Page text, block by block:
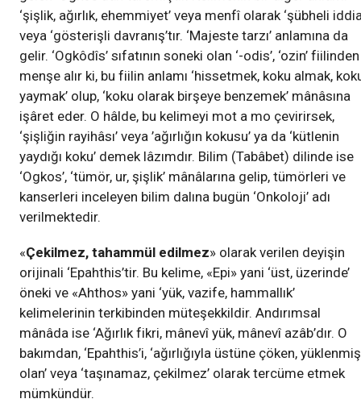
‘şişlik, ağırlık, ehemmiyet’ veya menfî olarak ‘şübheli
veya ‘gösterişli davranış’tır. ‘Majeste tarzı’ anlamına da
gelir. ‘Ogkôdîs’ sıfatının soneki olan ‘-odis’, ‘ozin’ fiilinden
menşe alır ki, bu fiilin anlamı ‘hissetmek, koku almak,
yaymak’ olup, ‘koku olarak birşeye benzemek’ mânâsına
işâret eder. O hâlde, bu kelimeyi mot a mo çevirirsek,
‘şişliğin rayihâsı’ veya ’ağırlığın kokusu’ ya da ‘kütlenin
yaydığı koku’ demek lâzımdır. Bilim (Tabâbet) dilinde ise
‘Ogkos’, ‘tümör, ur, şişlik’ mânâlarına gelip, tümörleri ve
kanserleri inceleyen bilim dalına bugün ‘Onkoloji’ adı
verilmektedir.
«Çekilmez, tahammül edilmez» olarak verilen deyişin
orijinali ‘Epahthis’tir. Bu kelime, «Epi» yani ‘üst, üzerinde’
öneki ve «Ahthos» yani ‘yük, vazife, hammallık’
kelimelerinin terkibinden müteşekkildir. Andırımsal
mânâda ise ‘Ağırlık fikri, mânevî yük, mânevî azâb’dır. O
bakımdan, ‘Epahthis’i, ‘ağırlığıyla üstüne çöken, yüklenmiş
olan’ veya ‘taşınamaz, çekilmez’ olarak tercüme etmek
mümkündür.